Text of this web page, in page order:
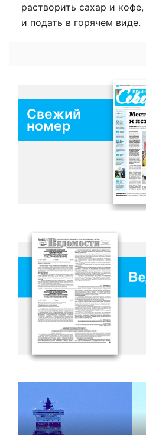
растворить сахар и
и подать в горячем виде.
Свежий
номер